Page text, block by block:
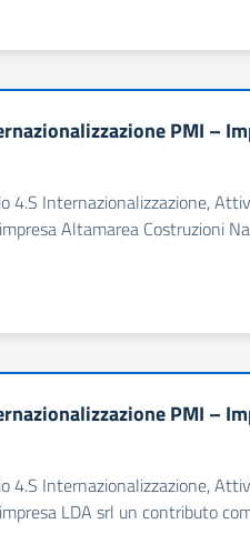
PMI –
Internazionalizzazione,
Altamarea Costruzioni
PMI –
Internazionalizzazione,
LDA srl un contributo